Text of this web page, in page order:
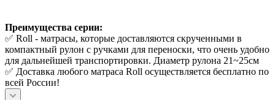
Преимущества серии:
✅ Roll - матрасы, которые доставляются скрученными в
компактный рулон с ручками для переноски, что очень удобно
для дальнейшей транспортировки. Диаметр рулона 21~25см
✅ Доставка любого матраса Roll осуществляется бесплатно по
всей России!